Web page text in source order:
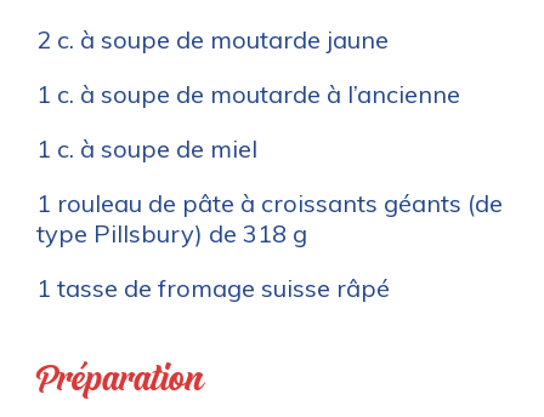
2 c. à soupe de moutarde jaune
1 c. à soupe de moutarde à l’ancienne
1 c. à soupe de miel
1 rouleau de pâte à croissants géants (de
type Pillsbury) de 318 g
1 tasse de fromage suisse râpé
Préparation